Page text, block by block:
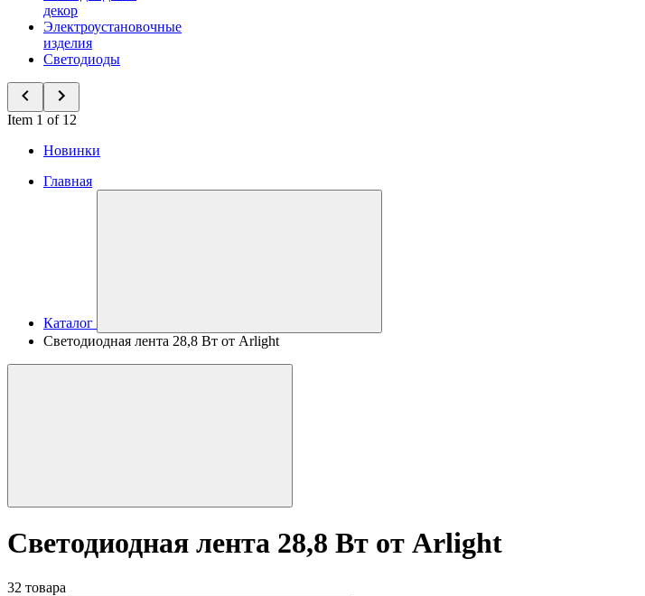
декор
Электроустановочные
изделия
Светодиоды
Item 1 of 12
Новинки
Главная
Каталог
Светодиодная лента 28,8 Вт от Arlight
Светодиодная лента 28,8 Вт от Arlight
32 товара